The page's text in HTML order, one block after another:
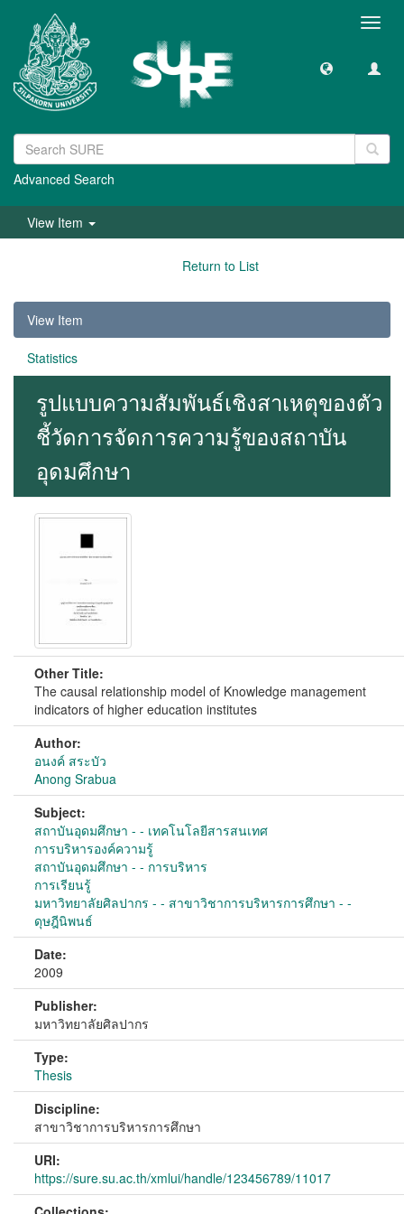
Advanced Search
View Item
Return to List
View Item
Statistics
รูปแบบความสัมพันธ์เชิงสาเหตุของตัว
ชี้วัดการจัดการความรู้ของสถาบัน
อุดมศึกษา
Other Title:
The causal relationship model of Knowledge management
indicators of higher education institutes
Author:
อนงค์ สระบัว
Anong Srabua
Subject:
สถาบันอุดมศึกษา - - เทคโนโลยีสารสนเทศ
การบริหารองค์ความรู้
สถาบันอุดมศึกษา - - การบริหาร
การเรียนรู้
มหาวิทยาลัยศิลปากร - - สาขาวิชาการบริหารการศึกษา - -
ดุษฎีนิพนธ์
Date:
2009
Publisher:
มหาวิทยาลัยศิลปากร
Type:
Thesis
Discipline:
สาขาวิชาการบริหารการศึกษา
URI:
https://sure.su.ac.th/xmlui/handle/123456789/11017